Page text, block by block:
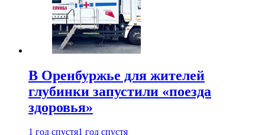
В Оренбуржье для жителей
глубинки запустили «поезда
здоровья»
1 год спустя1 год спустя